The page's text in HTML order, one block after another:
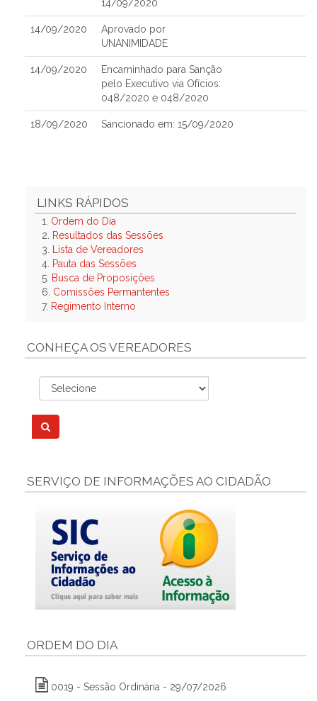
14/09/2020
14/09/2020
Aprovado por
UNANIMIDADE
14/09/2020
Encaminhado para Sanção
pelo Executivo via Ofícios:
048/2020 e 048/2020
18/09/2020 Sancionado em: 15/09/2020
LINKS RÁPIDOS
1. Ordem do Dia
2.
Resultados das Sessões
3.
Lista de Vereadores
4. Pauta das Sessões
5. Busca de Proposições
6. Comissões Permantentes
7. Regimento Interno
CONHEÇA OS VEREADORES
SERVIÇO DE INFORMAÇÕES AO CIDADÃO
ORDEM DO DIA
0019 - Sessão Ordinária - 29/07/2026